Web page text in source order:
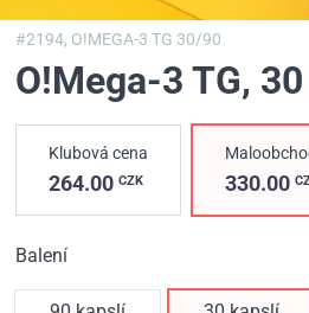
#2194, O!MEGA-3 TG 30/90
O!Мega-3 TG,
Klubová cena
264.00 CZK 330.00
Balení